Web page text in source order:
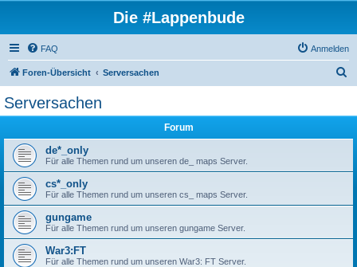
Die #Lappenbude
FAQ Anmelden
Foren-Übersicht Serversachen
Serversachen
Forum
de*_only
Für alle Themen rund um unseren de_ maps Server.
cs*_only
Für alle Themen rund um unseren cs_ maps Server.
gungame
Für alle Themen rund um unseren gungame Server.
War3:FT
Für alle Themen rund um unseren War3: FT Server.